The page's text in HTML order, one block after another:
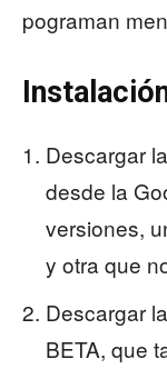
pograman
Descargar
desde la
versiones,
y otra que
Descargar
BETA, que